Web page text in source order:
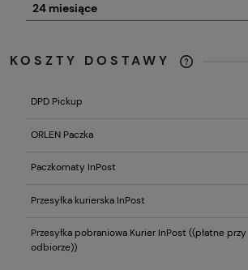
24 miesiące
KOSZTY DOSTAWY
KOSZTÓW PŁATNOŚCI
DPD Pickup
ORLEN Paczka
Paczkomaty InPost
Przesyłka kurierska InPost
Przesyłka pobraniowa Kurier InPost ((płatne przy
odbiorze))